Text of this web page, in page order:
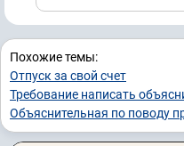
Похожие темы:
Отпуск за свой счет
Требование написать
Объяснительная по поводу